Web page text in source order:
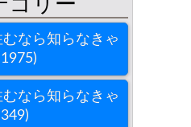
なら知らなきゃ
なら知らなきゃ